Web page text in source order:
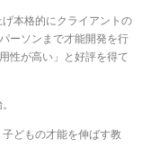
本格的にクライアントの
ーソンまで才能開発を行
性が高い」と好評を得て
どもの才能を伸ばす教